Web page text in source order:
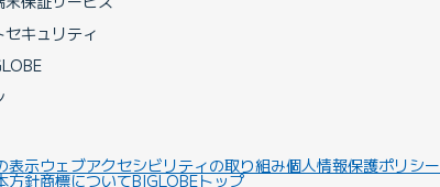
セキュリティ
表示ウェブアクセシビリティの取り組み個人情報保護ポリシー
方針商標についてBIGLOBEトップ